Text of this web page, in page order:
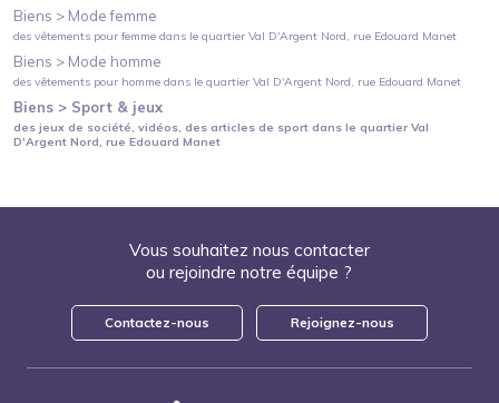
Biens > Mode femme
des vêtements pour femme dans le quartierVal D'Argent Nord, rue Edouard Manet
Biens > Mode homme
des vêtements pour homme dans le quartierVal D'Argent Nord, rue Edouard Manet
Biens > Sport & jeux
des jeux de société, vidéos, des articles de sport dans le quartierVal
D'Argent Nord, rue Edouard Manet
Vous souhaitez nous contacter
ou rejoindre notre équipe ?
Contactez-nous Rejoignez-nous